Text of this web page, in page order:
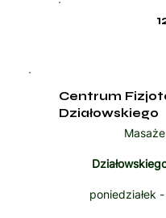
Centrum
Działowskiego
poniedziałek